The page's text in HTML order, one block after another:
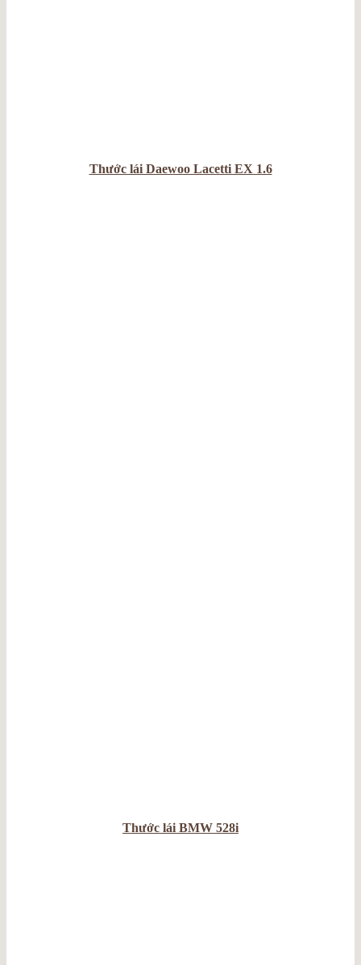
Thước lái Daewoo Lacetti EX 1.6
Thước lái BMW 528i